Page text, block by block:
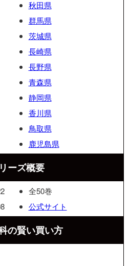
秋田県
群馬県
茨城県
長崎県
長野県
青森県
静岡県
香川県
鳥取県
鹿児島県
ーズ概要
全50巻
公式サイト
の賢い買い方